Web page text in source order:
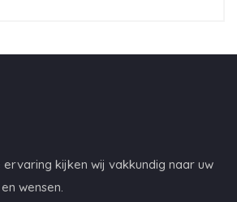
kijken wij vakkundig naar uw
wensen.